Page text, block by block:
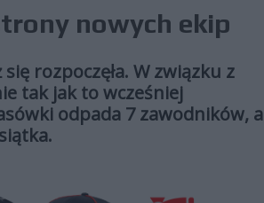
nowych ekip
rozpoczęła. W związku z
tak jak to wcześniej
odpada 7 zawodników, a